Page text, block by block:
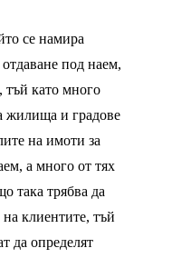
се намира
под наем,
тъй като много
жилища и градове
на имоти за
а много от тях
така трябва да
клиентите, тъй
да определят